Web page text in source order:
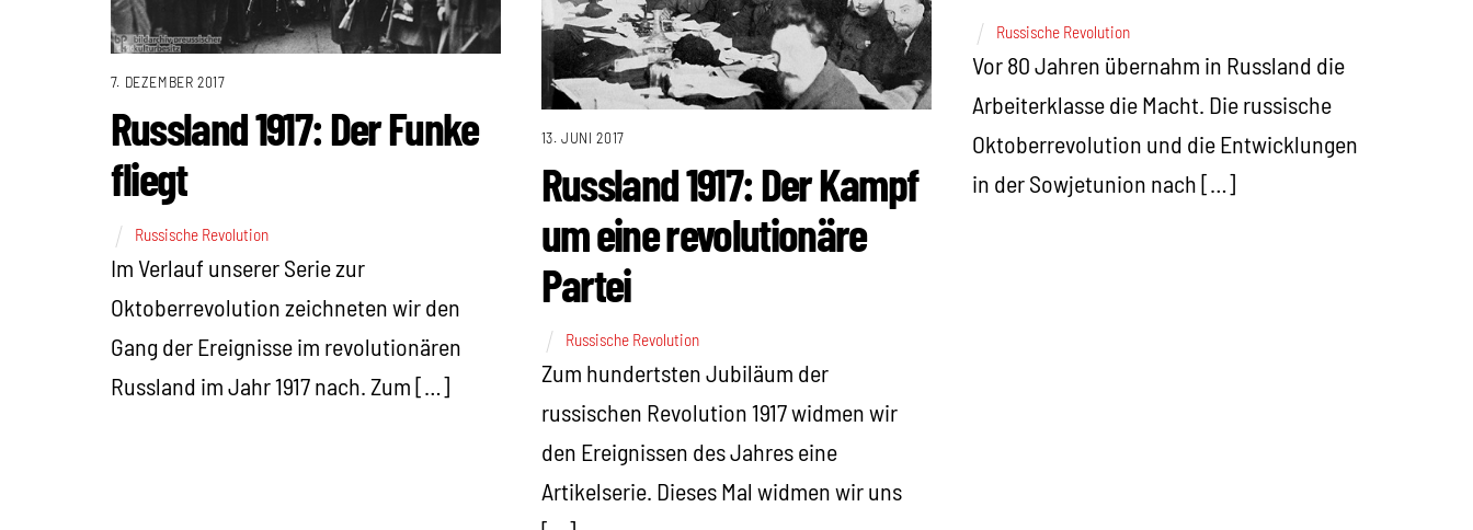
7. DEZEMBER 2017
Russland 1917: Der Funke
fliegt
Russische Revolution
Im Verlauf unserer Serie zur
Oktoberrevolution zeichneten wir den
Gang der Ereignisse im revolutionären
Russland im Jahr 1917 nach. Zum […]
13. JUNI 2017
Russland 1917: Der Kampf
um eine revolutionäre
Partei
Russische Revolution
Zum hundertsten Jubiläum der
russischen Revolution 1917 widmen wir
den Ereignissen des Jahres eine
Artikelserie. Dieses Mal widmen wir uns
Russische Revolution
Vor 80 Jahren übernahm in Russland die
Arbeiterklasse die Macht. Die russische
Oktoberrevolution und die Entwicklungen
in der Sowjetunion nach […]